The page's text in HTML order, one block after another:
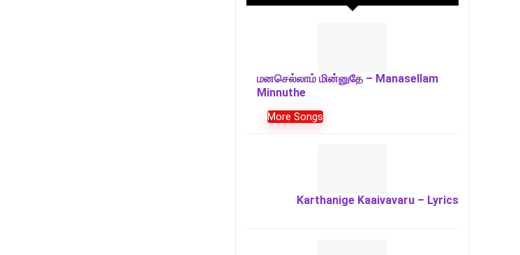
மனசெல்லாம் மின்னுதே – Manasellam
Minnuthe
More Songs
Karthanige Kaaivavaru – Lyrics